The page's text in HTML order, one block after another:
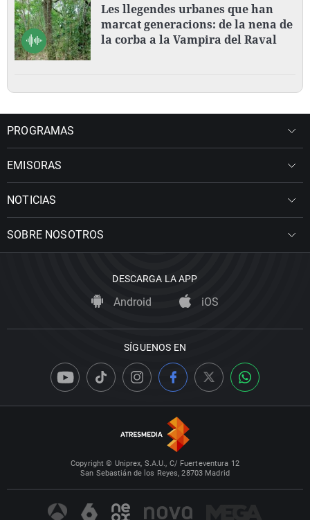
Les llegendes urbanes que han
marcat generacions: de la nena de
la corba a la Vampira del Raval
PROGRAMAS
EMISORAS
NOTICIAS
SOBRE NOSOTROS
DESCARGA LA APP
Android iOS
SÍGUENOS EN
Copyright © Uniprex, S.A.U., C/ Fuerteventura 12
San Sebastián de los Reyes, 28703 Madrid